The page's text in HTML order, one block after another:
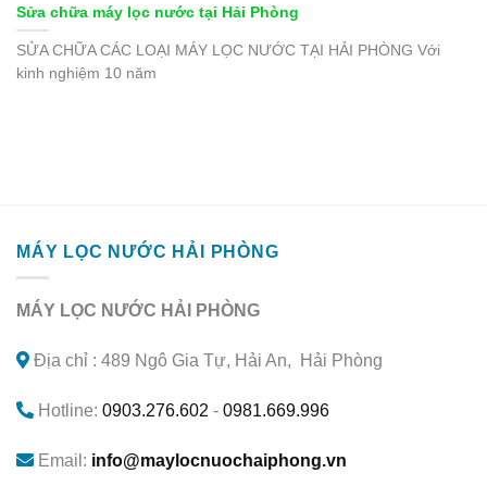
Sửa chữa máy lọc nước tại Hải Phòng
SỬA CHỮA CÁC LOẠI MÁY LỌC NƯỚC TẠI HẢI PHÒNG Với
kinh nghiệm 10 năm
MÁY LỌC NƯỚC HẢI PHÒNG
MÁY LỌC NƯỚC HẢI PHÒNG
Địa chỉ : 489 Ngô Gia Tự, Hải An, Hải Phòng
Hotline: 0903.276.602 - 0981.669.996
Email: info@maylocnuochaiphong.vn